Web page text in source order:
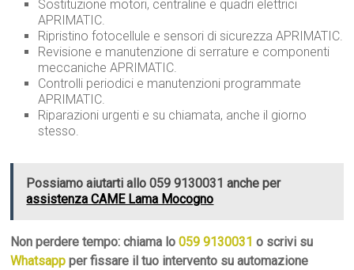
Sostituzione motori, centraline e quadri elettrici
APRIMATIC.
Ripristino fotocellule e sensori di sicurezza APRIMATIC.
Revisione e manutenzione di serrature e componenti
meccaniche APRIMATIC.
Controlli periodici e manutenzioni programmate
APRIMATIC.
Riparazioni urgenti e su chiamata, anche il giorno
stesso.
Possiamo aiutarti allo 059 9130031 anche per
assistenza CAME Lama Mocogno
Non perdere tempo: chiama lo059 9130031 o scrivi su
Whatsapp per fissare il tuo intervento su automazione